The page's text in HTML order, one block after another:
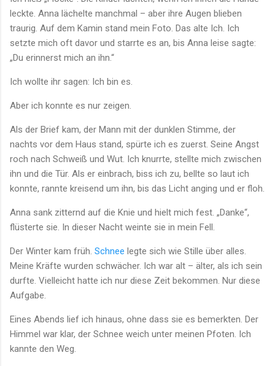
leckte. Anna lächelte manchmal – aber ihre Augen blieben
traurig. Auf dem Kamin stand mein Foto. Das alte Ich. Ich
setzte mich oft davor und starrte es an, bis Anna leise sagte:
„Du erinnerst mich an ihn.“
Ich wollte ihr sagen: Ich bin es.
Aber ich konnte es nur zeigen.
Als der Brief kam, der Mann mit der dunklen Stimme, der
nachts vor dem Haus stand, spürte ich es zuerst. Seine Angst
roch nach Schweiß und Wut. Ich knurrte, stellte mich zwischen
ihn und die Tür. Als er einbrach, biss ich zu, bellte so laut ich
konnte, rannte kreisend um ihn, bis das Licht anging und er floh.
Anna sank zitternd auf die Knie und hielt mich fest. „Danke“,
flüsterte sie. In dieser Nacht weinte sie in mein Fell.
Der Winter kam früh. Schnee legte sich wie Stille über alles.
Meine Kräfte wurden schwächer. Ich war alt – älter, als ich sein
durfte. Vielleicht hatte ich nur diese Zeit bekommen. Nur diese
Aufgabe.
Eines Abends lief ich hinaus, ohne dass sie es bemerkten. Der
Himmel war klar, der Schnee weich unter meinen Pfoten. Ich
kannte den Weg.